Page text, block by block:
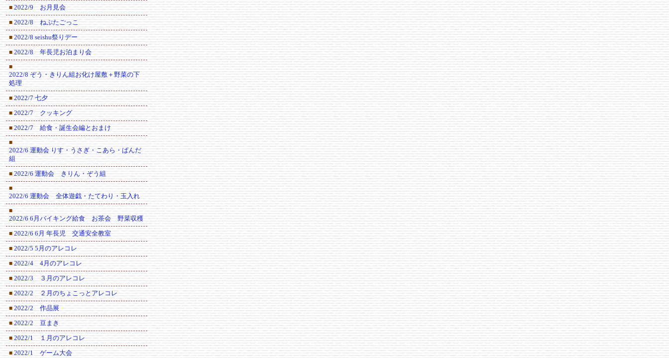
■ 2022/9 お月見会
■ 2022/8 ねぷたごっこ
■ 2022/8 seishu祭りデー
■ 2022/8 年長児お泊まり会
■
2022/8 ぞう・きりん組お化け屋敷＋野菜の下
処理
■ 2022/7 七夕
■ 2022/7 クッキング
■ 2022/7 給食・誕生会編とおまけ
■
2022/6 運動会 りす・うさぎ・こあら・ぱんだ
組
■ 2022/6 運動会 きりん・ぞう組
■
2022/6 運動会 全体遊戯・たてわり・玉入れ
■
2022/6 6月バイキング給食 お茶会 野菜収穫
■ 2022/6 6月 年長児 交通安全教室
■ 2022/5 5月のアレコレ
■ 2022/4 4月のアレコレ
■ 2022/3 ３月のアレコレ
■ 2022/2 ２月のちょこっとアレコレ
■ 2022/2 作品展
■ 2022/2 豆まき
■ 2022/1 １月のアレコレ
■ 2022/1 ゲーム大会